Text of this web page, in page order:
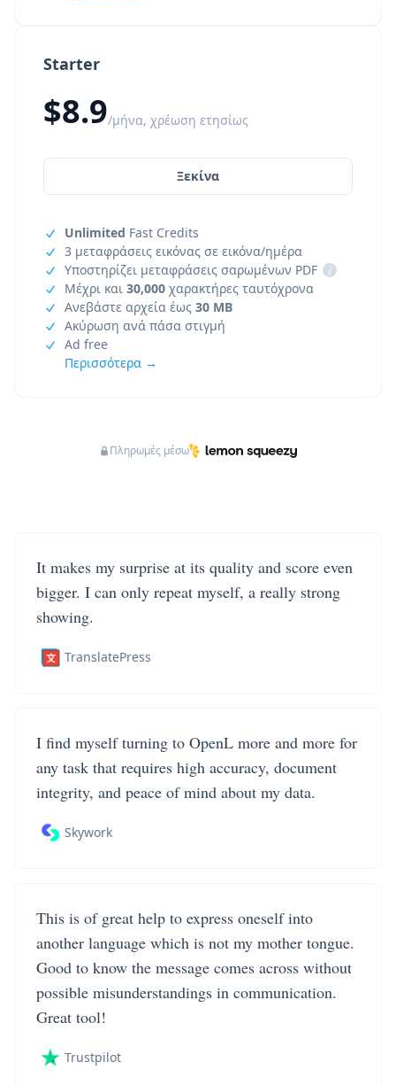
Starter
$8.9/μήνα, χρέωση ετησίως
Ξεκίνα
Unlimited Fast Credits
3 μεταφράσεις εικόνας σε εικόνα/ημέρα
Υποστηρίζει μεταφράσεις σαρωμένων PDF
i
Μέχρι και 30,000 χαρακτήρες ταυτόχρονα
Ανεβάστε αρχεία έως 30 MB
Ακύρωση ανά πάσα στιγμή
Ad free
Περισσότερα →
Πληρωμές μέσω
It makes my surprise at its quality and score even
bigger. I can only repeat myself, a really strong
showing.
TranslatePress
I find myself turning to OpenL more and more for
any task that requires high accuracy, document
integrity, and peace of mind about my data.
Skywork
This is of great help to express oneself into
another language which is not my mother tongue.
Good to know the message comes across without
possible misunderstandings in communication.
Great tool!
Trustpilot